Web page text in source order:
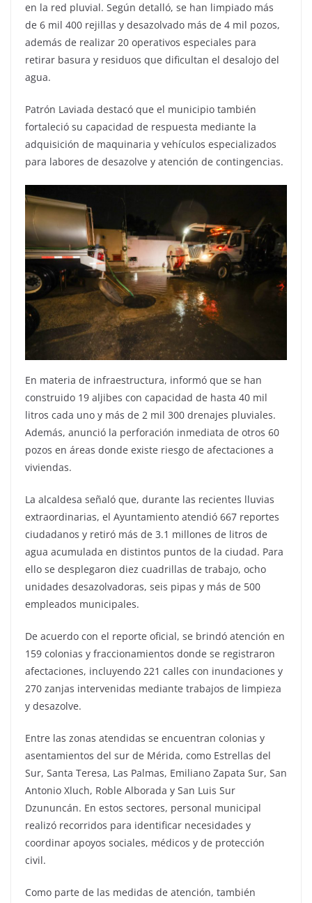
en la red pluvial. Según detalló, se han limpiado más
de 6 mil 400 rejillas y desazolvado más de 4 mil pozos,
además de realizar 20 operativos especiales para
retirar basura y residuos que dificultan el desalojo del
agua.
Patrón Laviada destacó que el municipio también
fortaleció su capacidad de respuesta mediante la
adquisición de maquinaria y vehículos especializados
para labores de desazolve y atención de contingencias.
En materia de infraestructura, informó que se han
construido 19 aljibes con capacidad de hasta 40 mil
litros cada uno y más de 2 mil 300 drenajes pluviales.
Además, anunció la perforación inmediata de otros 60
pozos en áreas donde existe riesgo de afectaciones a
viviendas.
La alcaldesa señaló que, durante las recientes lluvias
extraordinarias, el Ayuntamiento atendió 667 reportes
ciudadanos y retiró más de 3.1 millones de litros de
agua acumulada en distintos puntos de la ciudad. Para
ello se desplegaron diez cuadrillas de trabajo, ocho
unidades desazolvadoras, seis pipas y más de 500
empleados municipales.
De acuerdo con el reporte oficial, se brindó atención en
159 colonias y fraccionamientos donde se registraron
afectaciones, incluyendo 221 calles con inundaciones y
270 zanjas intervenidas mediante trabajos de limpieza
y desazolve.
Entre las zonas atendidas se encuentran colonias y
asentamientos del sur de Mérida, como Estrellas del
Sur, Santa Teresa, Las Palmas, Emiliano Zapata Sur, San
Antonio Xluch, Roble Alborada y San Luis Sur
Dzununcán. En estos sectores, personal municipal
realizó recorridos para identificar necesidades y
coordinar apoyos sociales, médicos y de protección
civil.
Como parte de las medidas de atención, también